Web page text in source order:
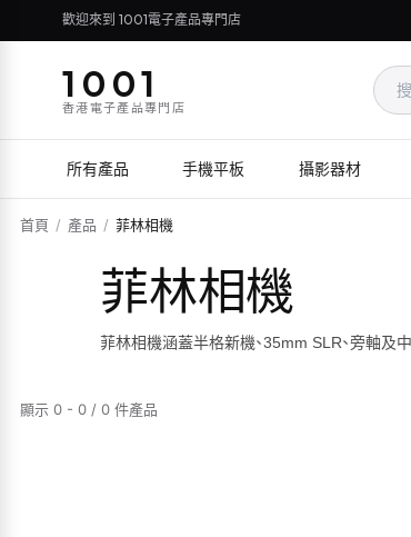
歡迎來到 1001電子產品專門店
1001
香港電子產品專門店
所有產品 手機平板 攝影器材
首頁 / 產品 / 菲林相機
菲林相機
菲林相機涵蓋半格新機、35mm SLR、旁軸及
顯示 0 - 0 / 0 件產品